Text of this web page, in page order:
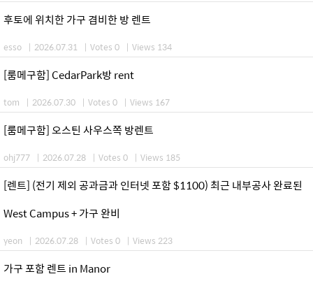
후토에 위치한 가구 겸비한 방 렌트
esso | 2026.07.31 | Votes 0 | Views 134
[룸메구함] CedarPark방 rent
tom | 2026.07.30 | Votes 0 | Views 167
[룸메구함] 오스틴 사우스쪽 방렌트
ohj777 | 2026.07.28 | Votes 0 | Views 185
[렌트] (전기 제외 공과금과 인터넷 포함 $1100) 최근 내부공사 완료된
West Campus + 가구 완비
yeon | 2026.07.28 | Votes 0 | Views 223
가구 포함 렌트 in Manor